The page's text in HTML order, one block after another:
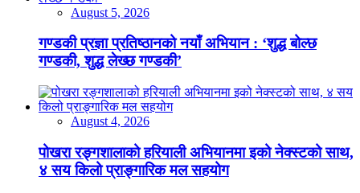
August 5, 2026
गण्डकी प्रज्ञा प्रतिष्ठानको नयाँ अभियान : ‘शुद्ध बोल्छ
गण्डकी, शुद्ध लेख्छ गण्डकी’
August 4, 2026
पोखरा रङ्गशालाको हरियाली अभियानमा इको नेक्स्टको साथ,
४ सय किलो प्राङ्गारिक मल सहयोग